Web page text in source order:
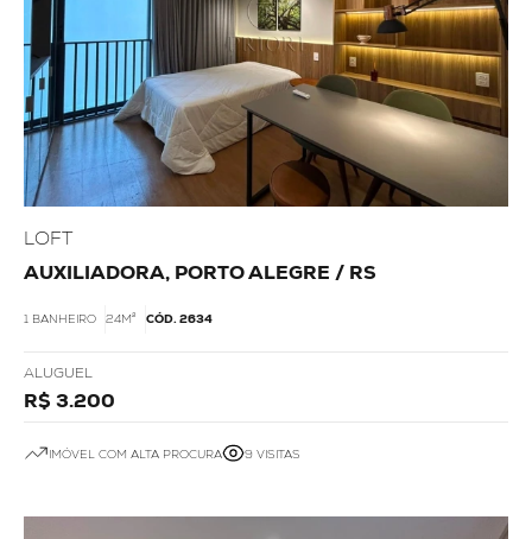
LOFT
AUXILIADORA, PORTO ALEGRE / RS
1 BANHEIRO 24M² CÓD. 2634
ALUGUEL
R$ 3.200
IMÓVEL COM ALTA PROCURA 9 VISITAS